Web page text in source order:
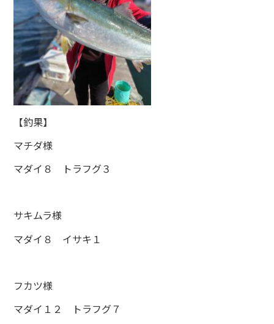
【釣果】
マチダ様
マダイ８ トラフグ３
サキムラ様
マダイ８ イサキ１
フカツ様
マダイ１２ トラフグ７